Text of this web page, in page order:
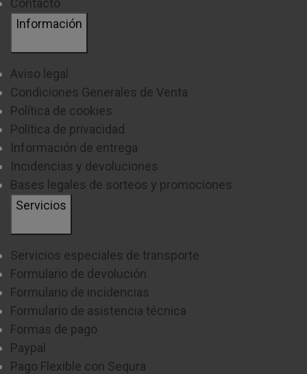
Información
Aviso legal
Condiciones Generales de Venta
Política de cookies
Política de privacidad
Información de entrega
Incidencias y devoluciones
Bases legales de sorteos y promociones
Servicios
Servicios especiales de transporte
Formulario de devolución
Formulario de incidencias
Formulario de asistencia técnica
Formas de pago
Paypal
Pago Flexible con Sequra